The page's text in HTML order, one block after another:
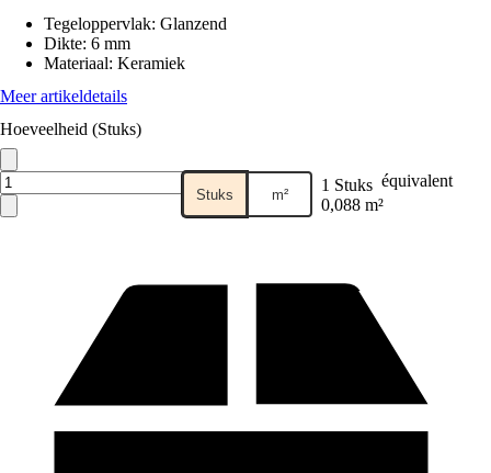
Tegeloppervlak: Glanzend
Dikte: 6 mm
Materiaal: Keramiek
Meer artikeldetails
Hoeveelheid (Stuks)
Stuks m² 1 Stuks équivalent
0,088 m²